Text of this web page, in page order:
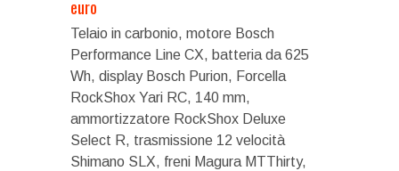
euro
Telaio in carbonio, motore Bosch
Performance Line CX, batteria da 625
Wh, display Bosch Purion, Forcella
RockShox Yari RC, 140 mm,
ammortizzatore RockShox Deluxe
Select R, trasmissione 12 velocità
Shimano SLX, freni Magura MTThirty,